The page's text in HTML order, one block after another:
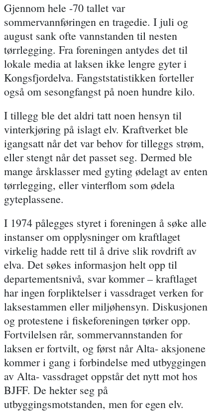
Gjennom hele -70 tallet var
sommervannføringen en tragedie. I juli og
august sank ofte vannstanden til nesten
tørrlegging. Fra foreningen antydes det til
lokale media at laksen ikke lengre gyter i
Kongsfjordelva. Fangststatistikken forteller
også om sesongfangst på noen hundre kilo.
I tillegg ble det aldri tatt noen hensyn til
vinterkjøring på islagt elv. Kraftverket ble
igangsatt når det var behov for tilleggs strøm,
eller stengt når det passet seg. Dermed ble
mange årsklasser med gyting ødelagt av enten
tørrlegging, eller vinterflom som ødela
gyteplassene.
I 1974 pålegges styret i foreningen å søke alle
instanser om opplysninger om kraftlaget
virkelig hadde rett til å drive slik rovdrift av
elva. Det søkes informasjon helt opp til
departementsnivå, svar kommer – kraftlaget
har ingen forpliktelser i vassdraget verken for
laksestammen eller miljøhensyn. Diskusjonen
og protestene i fiskeforeningen tørker opp.
Fortvilelsen rår, sommervannstanden for
laksen er fortvilt, og først når Alta- aksjonene
kommer i gang i forbindelse med utbyggingen
av Alta- vassdraget oppstår det nytt mot hos
BJFF. De hekter seg på
utbyggingsmotstanden, men for egen elv.